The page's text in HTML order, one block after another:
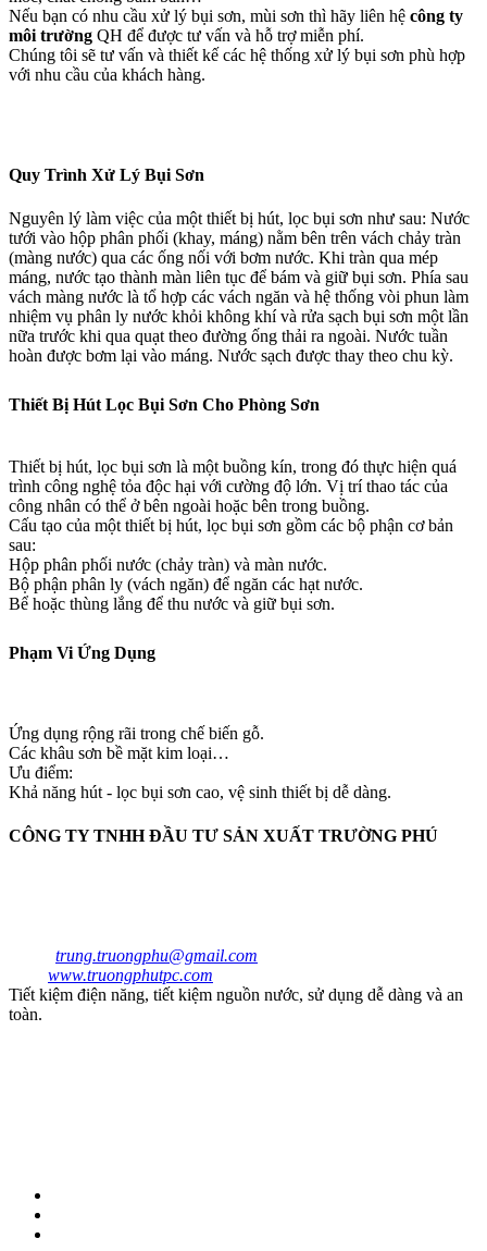
Nếu bạn có nhu cầu xử lý bụi sơn, mùi sơn thì hãy liên hệ công ty
môi trường QH để được tư vấn và hỗ trợ miễn phí.
Chúng tôi sẽ tư vấn và thiết kế các hệ thống xử lý bụi sơn phù hợp
với nhu cầu của khách hàng.
Quy Trình Xử Lý Bụi Sơn
Nguyên lý làm việc của một thiết bị hút, lọc bụi sơn như sau: Nước
tưới vào hộp phân phối (khay, máng) nằm bên trên vách chảy tràn
(màng nước) qua các ống nối với bơm nước. Khi tràn qua mép
máng, nước tạo thành màn liên tục để bám và giữ bụi sơn. Phía sau
vách màng nước là tổ hợp các vách ngăn và hệ thống vòi phun làm
nhiệm vụ phân ly nước khỏi không khí và rửa sạch bụi sơn một lần
nữa trước khi qua quạt theo đường ống thải ra ngoài. Nước tuần
hoàn được bơm lại vào máng. Nước sạch được thay theo chu kỳ.
Thiết Bị Hút Lọc Bụi Sơn Cho Phòng Sơn
Thiết bị hút, lọc bụi sơn là một buồng kín, trong đó thực hiện quá
trình công nghệ tỏa độc hại với cường độ lớn. Vị trí thao tác của
công nhân có thể ở bên ngoài hoặc bên trong buồng.
Cấu tạo của một thiết bị hút, lọc bụi sơn gồm các bộ phận cơ bản
sau:
Hộp phân phối nước (chảy tràn) và màn nước.
Bộ phận phân ly (vách ngăn) để ngăn các hạt nước.
Bể hoặc thùng lắng để thu nước và giữ bụi sơn.
Phạm Vi Ứng Dụng
Ứng dụng rộng rãi trong chế biến gỗ.
Các khâu sơn bề mặt kim loại…
Ưu điểm:
Khả năng hút - lọc bụi sơn cao, vệ sinh thiết bị dễ dàng.
CÔNG TY TNHH ĐẦU TƯ SẢN XUẤT TRƯỜNG PHÚ
trung.truongphu@gmail.com
www.truongphutpc.com
Tiết kiệm điện năng, tiết kiệm nguồn nước, sử dụng dễ dàng và an
toàn.